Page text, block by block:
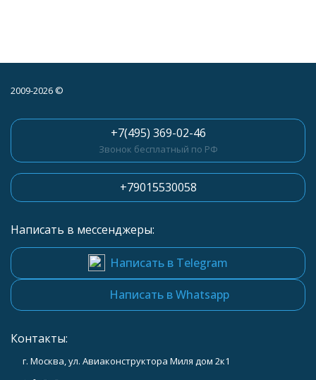
2009-2026 ©
+7(495) 369-02-46
Звонок бесплатный по РФ
+79015530058
Написать в мессенджеры:
Написать в Telegram
Написать в Whatsapp
Контакты:
г. Москва, ул. Авиаконструктора Миля дом 2к1